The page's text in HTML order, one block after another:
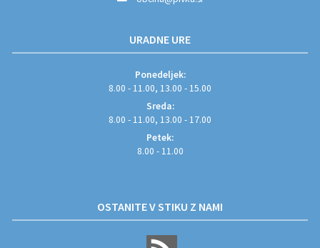
URADNE URE
Ponedeljek:
8.00 - 11.00, 13.00 - 15.00
Sreda:
8.00 - 11.00, 13.00 - 17.00
Petek:
8.00 - 11.00
OSTANITE V STIKU Z NAMI